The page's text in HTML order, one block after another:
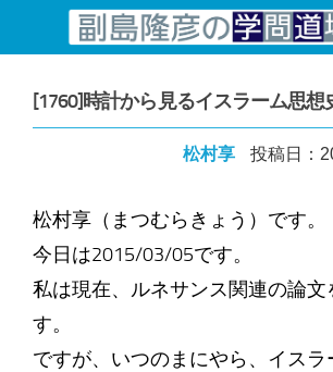
コンテンツへスキップ
[1760]時計から見るイスラーム思
松村享 投稿日：
松村享（まつむらきょう）です。
今日は2015/03/05です。
私は現在、ルネサンス関連の論文
す。
ですが、いつのまにやら、イス